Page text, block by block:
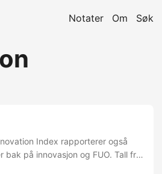
Notater Om Søk
Index rapporterer også
bak på innovasjon og FUO. Tall fra
nedgang i FoU-